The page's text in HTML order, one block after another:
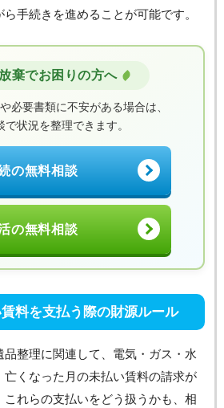
手続きを進めることが可能です。
棄でお困りの方へ
必要書類に不安がある場合は、
で状況を整理できます。
の無料相談
の無料相談
料を支払う際の財源ルール
品整理に関連して、電気・ガス・水
くなった月の未払い賃料の請求が
これらの支払いをどう扱うかも、相